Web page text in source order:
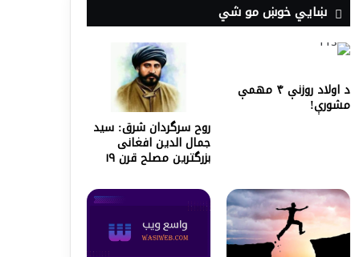
ښايي خوښ مو شي
د اولاد روزنې ۴ مهمې
مشورې!
روح سرگردان شرق: سيد
جمال الدين افغانى
بزرگترين مصلح قرن ۱۹